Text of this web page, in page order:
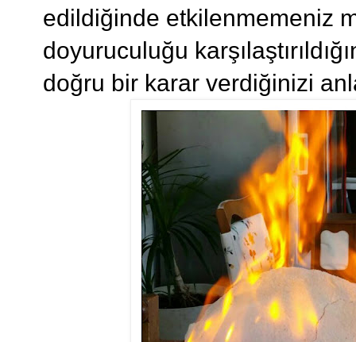
edildiğinde etkilenmemeniz
doyuruculuğu
doğru bir karar verdiğinizi